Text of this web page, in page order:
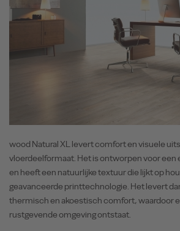
wood Natural XL levert comfort en visuele
vloerdeelformaat. Het is ontworpen voor een
en heeft een natuurlijke textuur die lijkt op
geavanceerde printtechnologie. Het levert
thermisch en akoestisch comfort, waardoor
rustgevende omgeving ontstaat.